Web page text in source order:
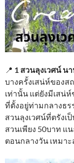
📍 1 สวนลุงเวศน์ น
บางครั้งเสน่ห์ของส
เท่านั้น แต่ยังมีเสน่
ที่ตั้งอยู่ท่ามกลางธ
สวนลุงเวศน์ที่ตรังเ
สวนเพียง 50บาท แ
ตอนกลางวัน เหมา